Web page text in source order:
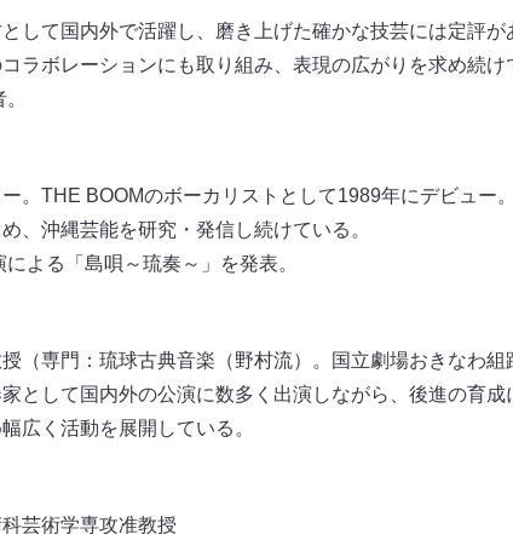
して国内外で活躍し、磨き上げた確かな技芸には定評
ラボレーションにも取り組み、表現の広がりを求め続け
。THE BOOMのボーカリストとして1989年にデビュー
、沖縄芸能を研究・発信し続けている。
よる「島唄～琉奏～」を発表。
（専門：琉球古典音楽（野村流）。国立劇場おきなわ
として国内外の公演に数多く出演しながら、後進の育
広く活動を展開している。
芸術学専攻准教授